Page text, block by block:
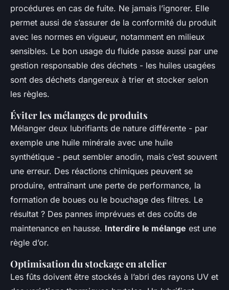
procédures en cas de fuite. Ne jamais l’ignorer. Elle
permet aussi de s’assurer de la conformité du produit
avec les normes en vigueur, notamment en milieux
sensibles. Le bon usage du fluide passe aussi par une
gestion responsable des déchets - les huiles usagées
sont des déchets dangereux à trier et stocker selon
les règles.
Éviter les mélanges de produits
Mélanger deux lubrifiants de nature différente - par
exemple une huile minérale avec une huile
synthétique - peut sembler anodin, mais c’est souvent
une erreur. Des réactions chimiques peuvent se
produire, entraînant une perte de performance, la
formation de boues ou le bouchage des filtres. Le
résultat ? Des pannes imprévues et des coûts de
maintenance en hausse. Interdire le mélange est une
règle d’or.
Optimisation du stockage en atelier
Les fûts doivent être stockés à l’abri des rayons UV et